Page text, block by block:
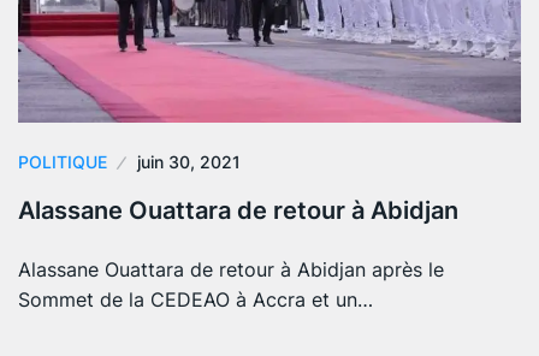
POLITIQUE juin 30, 2021
Alassane Ouattara de retour à Abidjan
Alassane Ouattara de retour à Abidjan après le
Sommet de la CEDEAO à Accra et un…